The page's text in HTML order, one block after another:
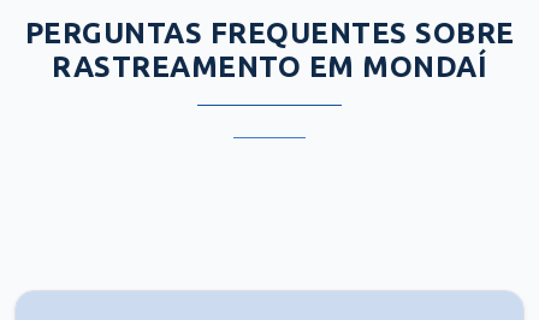
PERGUNTAS FREQUENTES SOBRE
RASTREAMENTO EM MONDAÍ